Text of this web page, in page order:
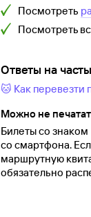
Посмотреть
Посмотреть
Ответы на
🐱 Как перевезти
Можно не
Билеты со знаком
со смартфона.
маршрутную
обязательно